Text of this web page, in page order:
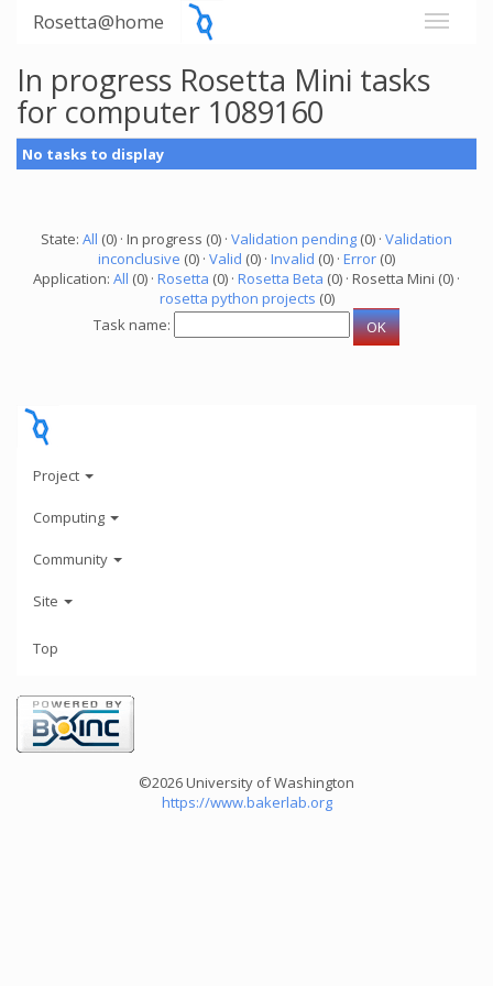
Rosetta@home
In progress Rosetta Mini tasks
for computer 1089160
No tasks to display
State: All (0) · In progress (0) · Validation pending (0) · Validation
inconclusive (0) · Valid (0) · Invalid (0) · Error (0)
Application: All (0) · Rosetta (0) · Rosetta Beta (0) · Rosetta Mini (0) ·
rosetta python projects (0)
Task name:
Project
Computing
Community
Site
Top
©2026 University of Washington
https://www.bakerlab.org